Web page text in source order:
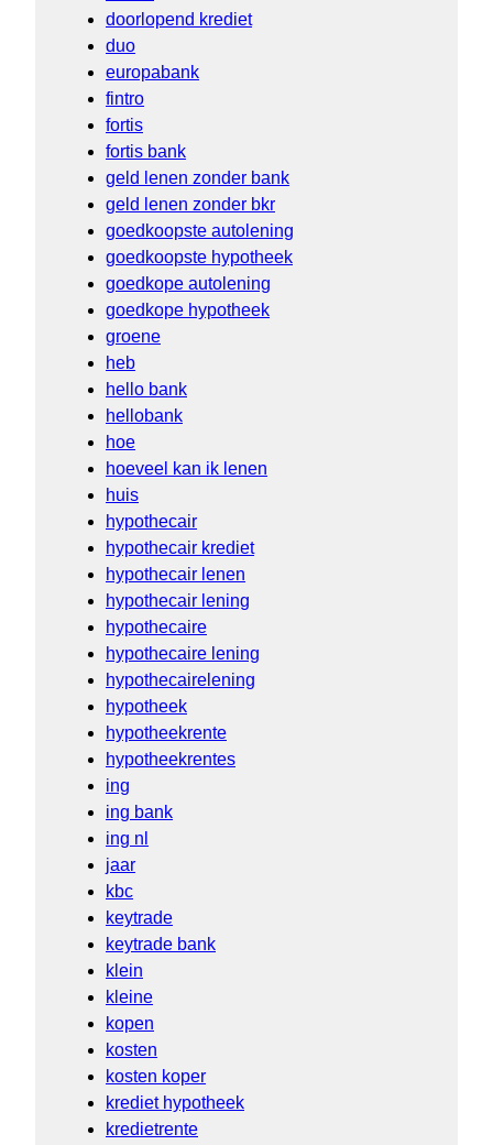
doorlopend krediet
duo
europabank
fintro
fortis
fortis bank
geld lenen zonder bank
geld lenen zonder bkr
goedkoopste autolening
goedkoopste hypotheek
goedkope autolening
goedkope hypotheek
groene
heb
hello bank
hellobank
hoe
hoeveel kan ik lenen
huis
hypothecair
hypothecair krediet
hypothecair lenen
hypothecair lening
hypothecaire
hypothecaire lening
hypothecairelening
hypotheek
hypotheekrente
hypotheekrentes
ing
ing bank
ing nl
jaar
kbc
keytrade
keytrade bank
klein
kleine
kopen
kosten
kosten koper
krediet hypotheek
kredietrente